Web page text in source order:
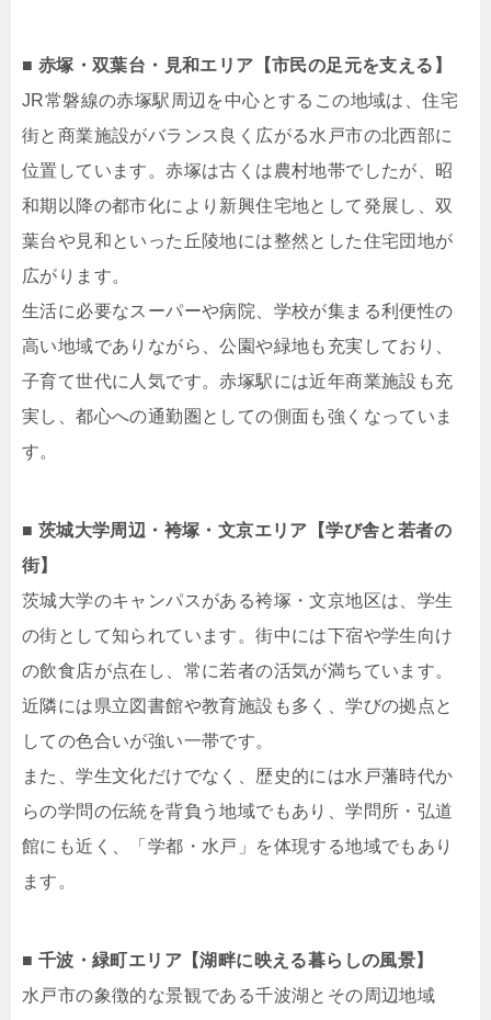
■ 赤塚・双葉台・見和エリア【市民の足元を支える】
JR常磐線の赤塚駅周辺を中心とするこの地域は、住宅
街と商業施設がバランス良く広がる水戸市の北西部に
位置しています。赤塚は古くは農村地帯でしたが、昭
和期以降の都市化により新興住宅地として発展し、双
葉台や見和といった丘陵地には整然とした住宅団地が
広がります。
生活に必要なスーパーや病院、学校が集まる利便性の
高い地域でありながら、公園や緑地も充実しており、
子育て世代に人気です。赤塚駅には近年商業施設も充
実し、都心への通勤圏としての側面も強くなっていま
す。
■ 茨城大学周辺・袴塚・文京エリア【学び舎と若者の
街】
茨城大学のキャンパスがある袴塚・文京地区は、学生
の街として知られています。街中には下宿や学生向け
の飲食店が点在し、常に若者の活気が満ちています。
近隣には県立図書館や教育施設も多く、学びの拠点と
しての色合いが強い一帯です。
また、学生文化だけでなく、歴史的には水戸藩時代か
らの学問の伝統を背負う地域でもあり、学問所・弘道
館にも近く、「学都・水戸」を体現する地域でもあり
ます。
■ 千波・緑町エリア【湖畔に映える暮らしの風景】
水戸市の象徴的な景観である千波湖とその周辺地域